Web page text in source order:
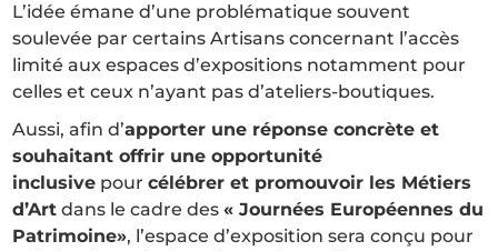
L’idée émane d’une problématique souvent
soulevée par certains Artisans concernant l’accès
limité aux espaces d’expositions notamment pour
celles et ceux n’ayant pas d’ateliers-boutiques.
Aussi, afin d’apporter une réponse concrète et
souhaitant offrir une opportunité
inclusive pourcélébrer et promouvoir les Métiers
d’Art dans le cadre des« Journées Européennes du
Patrimoine», l’espace d’exposition sera conçu pour